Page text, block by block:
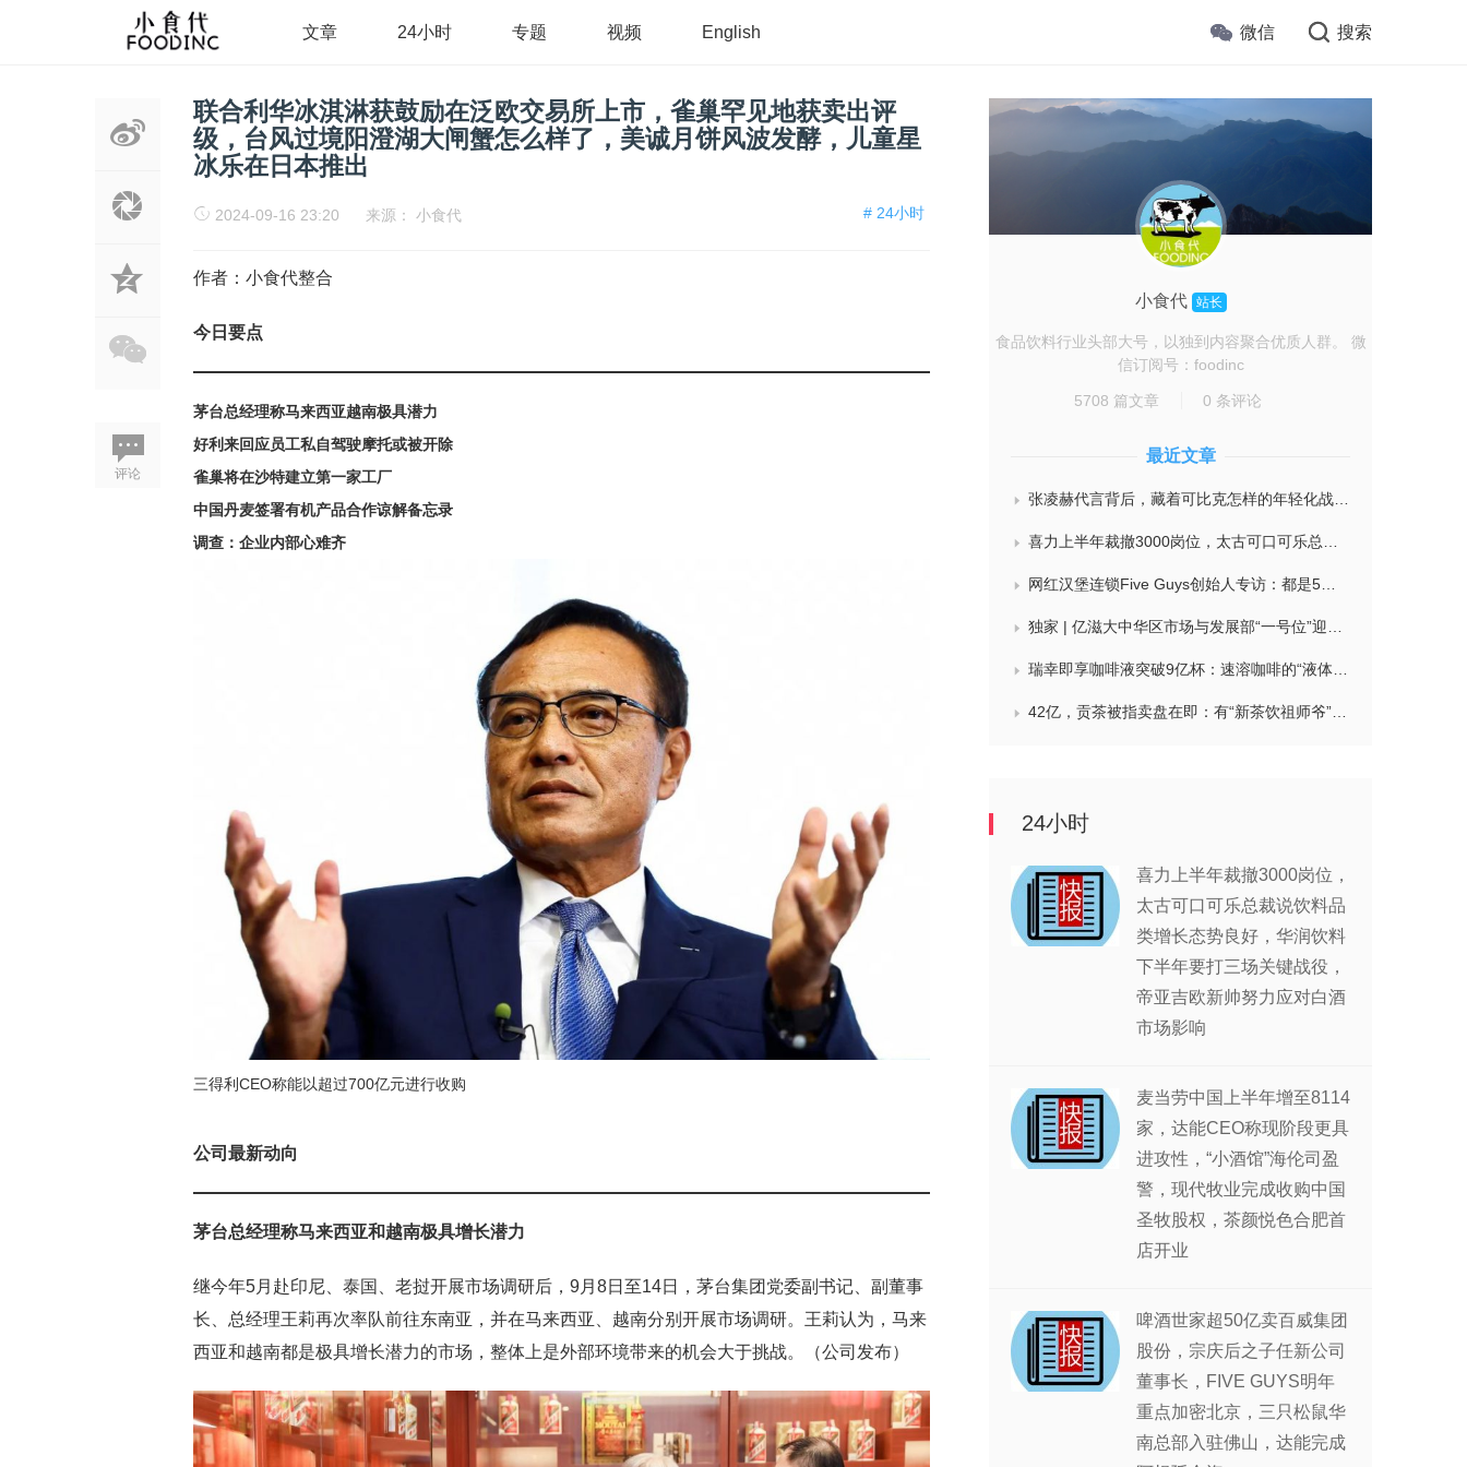
文章 24小时 专题 视频 English 微信 搜索
评论
联合利华冰淇淋获鼓励在泛欧交易所上市，雀巢罕见地获卖出评
级，台风过境阳澄湖大闸蟹怎么样了，美诚月饼风波发酵，儿童星
冰乐在日本推出
# 24小时
2024-09-16 23:20 来源： 小食代
作者：小食代整合
今日要点
茅台总经理称马来西亚越南极具潜力
好利来回应员工私自驾驶摩托或被开除
雀巢将在沙特建立第一家工厂
中国丹麦签署有机产品合作谅解备忘录
调查：企业内部心难齐
三得利CEO称能以超过700亿元进行收购
公司最新动向
茅台总经理称马来西亚和越南极具增长潜力
继今年5月赴印尼、泰国、老挝开展市场调研后，9月8日至14日，茅台集团党委副书记、副董事
长、总经理王莉再次率队前往东南亚，并在马来西亚、越南分别开展市场调研。王莉认为，马来
西亚和越南都是极具增长潜力的市场，整体上是外部环境带来的机会大于挑战。（公司发布）
小食代 站长
食品饮料行业头部大号，以独到内容聚合优质人群。 微
信订阅号：foodinc
5708 篇文章 0 条评论
最近文章
张凌赫代言背后，藏着可比克怎样的年轻化战略？
喜力上半年裁撤3000岗位，太古可口可乐总裁说饮料品类增长态势良好，华润饮料下半年要打三场关键战役，帝亚吉欧新帅努力应对白酒市场影响
网红汉堡连锁Five Guys创始人专访：都是5个儿子和妻子在打理，绝不会与麦当劳正面竞争，要公司上市或卖盘的建议不时出现
独家 | 亿滋大中华区市场与发展部“一号位”迎来新变动，曲向明将卸任
瑞幸即享咖啡液突破9亿杯：速溶咖啡的“液体时代”是如何炼成的？
42亿，贡茶被指卖盘在即：有“新茶饮祖师爷”之称，贝恩资本拟接手
24小时
喜力上半年裁撤3000岗位，
太古可口可乐总裁说饮料品
类增长态势良好，华润饮料
下半年要打三场关键战役，
帝亚吉欧新帅努力应对白酒
市场影响
麦当劳中国上半年增至8114
家，达能CEO称现阶段更具
进攻性，“小酒馆”海伦司盈
警，现代牧业完成收购中国
圣牧股权，茶颜悦色合肥首
店开业
啤酒世家超50亿卖百威集团
股份，宗庆后之子任新公司
董事长，FIVE GUYS明年
重点加密北京，三只松鼠华
南总部入驻佛山，达能完成